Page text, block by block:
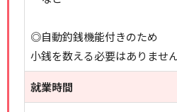
◎自動釣銭機能付きのため
小銭を数える必要はありませ
就業時間